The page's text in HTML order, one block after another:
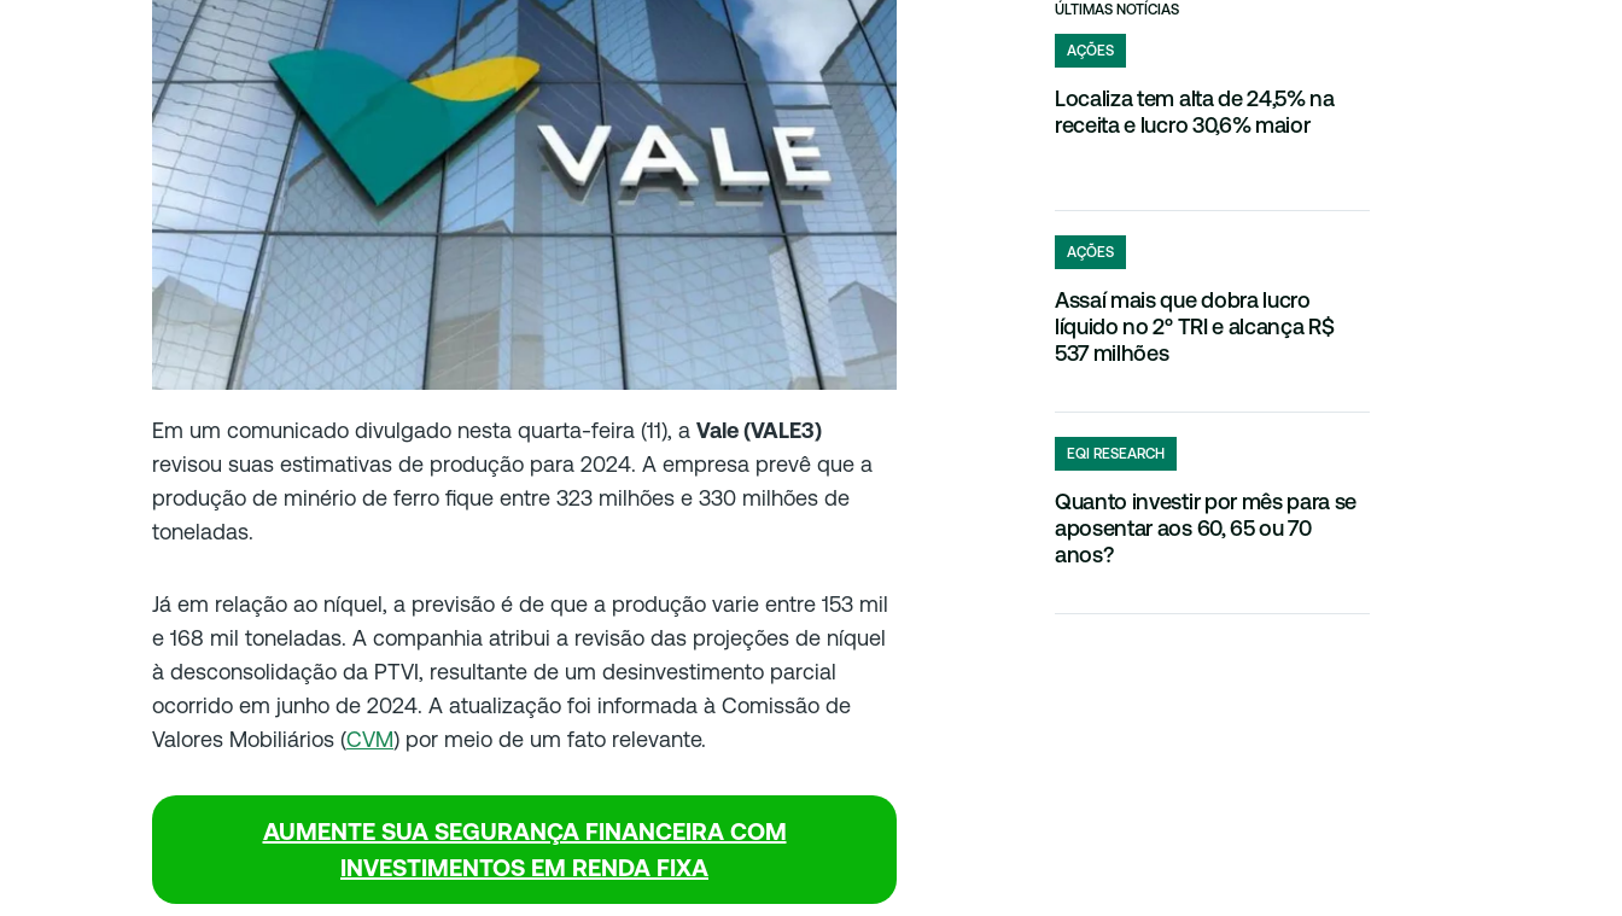
Em um comunicado divulgado nesta quarta-feira (11), a Vale (VALE3)
revisou suas estimativas de produção para 2024. A empresa prevê que a
produção de minério de ferro fique entre 323 milhões e 330 milhões de
toneladas.
Já em relação ao níquel, a previsão é de que a produção varie entre 153 mil
e 168 mil toneladas. A companhia atribui a revisão das projeções de níquel
à desconsolidação da PTVI, resultante de um desinvestimento parcial
ocorrido em junho de 2024. A atualização foi informada à Comissão de
Valores Mobiliários (CVM) por meio de um fato relevante.
AUMENTE SUA SEGURANÇA FINANCEIRA COM
INVESTIMENTOS EM RENDA FIXA
ÚLTIMAS NOTÍCIAS
AÇÕES
Localiza tem alta de 24,5% na
receita e lucro 30,6% maior
AÇÕES
Assaí mais que dobra lucro
líquido no 2º TRI e alcança R$
537 milhões
EQI RESEARCH
Quanto investir por mês para se
aposentar aos 60, 65 ou 70
anos?